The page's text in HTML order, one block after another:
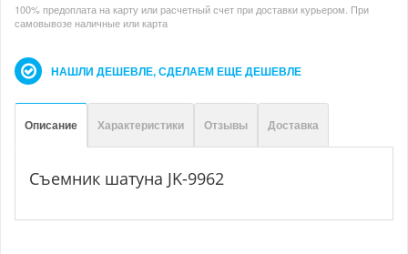
100% предоплата на карту или расчетный счет при доставки курьером. При
самовывозе наличные или карта
НАШЛИ ДЕШЕВЛЕ, СДЕЛАЕМ ЕЩЕ ДЕШЕВЛЕ
Описание Характеристики Отзывы Доставка
Съемник шатуна JK-9962